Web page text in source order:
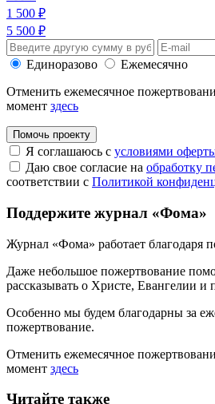
1 500 ₽
5 500 ₽
Единоразово
Ежемесячно
Отменить ежемесячное
момент здесь
Помочь проекту
Я соглашаюсь с условиями
Даю свое согласие на обработку
соответствии с Политикой
Поддержите журнал «Фома»
Журнал «Фома» работает благодаря
Даже небольшое пожертвование
рассказывать о Христе, Евангелии и
Особенно мы будем благодарны за
пожертвование.
Отменить ежемесячное
момент здесь
Читайте также